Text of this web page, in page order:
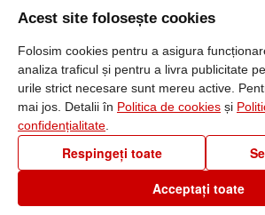
Acest site folosește cookies
Folosim cookies pentru a asigura
analiza traficul și pentru a livra publicitate
urile strict necesare sunt mereu active.
mai jos. Detalii în Politica de cookies și
confidențialitate
Respingeți toate
Acceptați toate